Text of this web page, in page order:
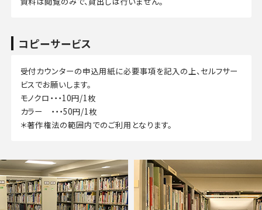
コピーサービス
受付カウンターの申込用紙に必要事項を記入の上、セルフサー
ビスでお願いします。
モノクロ・・・10円/1枚
カラー ・・・50円/1枚
＊著作権法の範囲内でのご利用となります。